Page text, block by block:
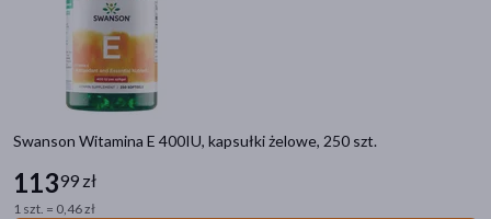
Swanson Witamina E 400IU, kapsułki żelowe, 250 szt.
11399 zł
1 szt. = 0,46 zł